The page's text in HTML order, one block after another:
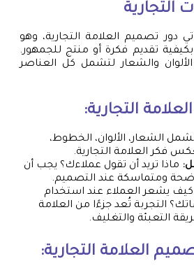
التجارية
دور تصميم العلامة التجارية، وهو
تقديم فكرة أو منتج للجمهور.
والشعار لتشمل كل العناصر
التجارية:
الشعار، الألوان، الخطوط،
فكر العلامة التجارية.
ماذا تريد أن تقول عملاءك؟ يجب أن
ومتماسكة عند التصميم.
كيف يشعر العملاء عند استخدام
التجربة تُعد جزءًا من العلامة
التعبئة والتغليف.
العلامة التجارية: